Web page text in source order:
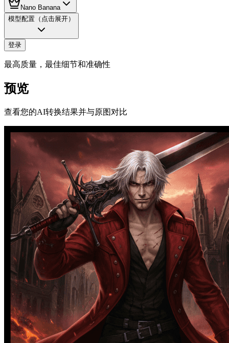
Nano Banana
模型配置 （点击展开）
登录
最高质量，最佳细节和准确性
预览
查看您的AI转换结果并与原图对比